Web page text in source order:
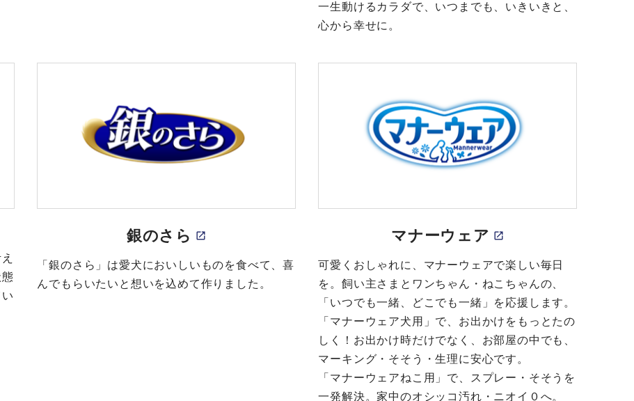
一生動けるカラダで、いつまでも、いきいきと、
心から幸せに。
銀のさら
「銀のさら」は愛犬においしいものを食べて、喜
んでもらいたいと想いを込めて作りました。
マナーウェア
可愛くおしゃれに、マナーウェアで楽しい毎日
を。飼い主さまとワンちゃん・ねこちゃんの、
「いつでも一緒、どこでも一緒」を応援します。
「マナーウェア犬用」で、お出かけをもっとたの
しく！お出かけ時だけでなく、お部屋の中でも、
マーキング・そそう・生理に安心です。
「マナーウェアねこ用」で、スプレー・そそうを
一発解決。家中のオシッコ汚れ・ニオイ０へ。